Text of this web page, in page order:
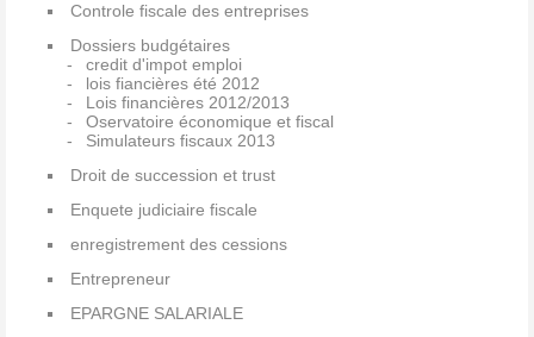
Controle fiscale des entreprises
Dossiers budgétaires
credit d'impot emploi
lois fiancières été 2012
Lois financières 2012/2013
Oservatoire économique et fiscal
Simulateurs fiscaux 2013
Droit de succession et trust
Enquete judiciaire fiscale
enregistrement des cessions
Entrepreneur
EPARGNE SALARIALE